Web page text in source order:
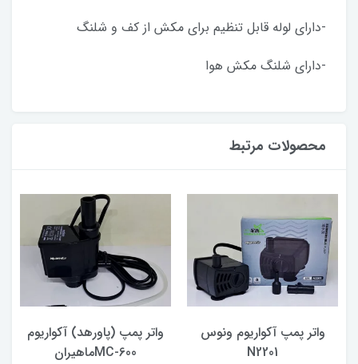
-دارای لوله قابل تنظیم برای مکش از کف و شلنگ
-دارای شلنگ مکش هوا
محصولات مرتبط
واتر پمپ آکواریوم ونوس
N2201
واتر پمپ (پاورهد) آکواریوم
MC-600ماهیران